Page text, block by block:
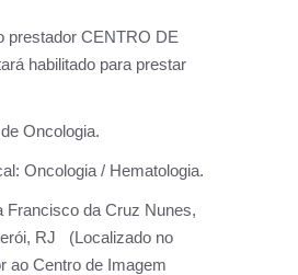
prestador CENTRO DE
habilitado para prestar
Oncologia.
Oncologia / Hematologia.
Francisco da Cruz Nunes,
RJ (Localizado no
ao Centro de Imagem